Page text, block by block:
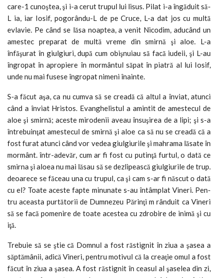
care-1 cunoştea, şi i-a cerut trupul lui lisus. Pilat i-a îngăduit să-
L ia, iar Iosif, pogorându-L de pe Cruce, L-a dat jos cu multă
evlavie. Pe când se lăsa noaptea, a venit Nicodim, aducând un
amestec preparat de multă vreme din smir­nă şi aloe. L-a
înfăşurat în giulgiuri, după cum obişnuiau să facă iudeii, şi L-au
în­gropat în apropiere în mormântul săpat în piatră al lui Iosif,
unde nu mai fusese îngropat nimeni înainte.
S-a făcut aşa, ca nu cumva să se creadă că altul a înviat, atunci
când a înviat Hristos. Evanghelistul a amintit de amestecul de
aloe şi smirnă; aceste mirodenii aveau însuşirea de a lipi; şi s-a
întrebuinţat amestecul de smirnă şi aloe ca să nu se creadă că a
fost furat atunci când vor vedea giulgiurile şi mahrama lăsate în
mormânt. într-adevăr, cum ar fi fost cu putinţă furtul, o dată ce
smirna şi aloea nu mai lăsau să se dezlipească giulgiurile de trup.
deoarece se făceau una cu trupul, ca şi cam s-ar fi născut o dată
cu el? Toate aceste fapte minunate s-au întâmplat Vineri. Pen­
tru aceasta purtătorii de Dumnezeu Părinţi m rânduit ca Vineri
să se facă pomenire de toate acestea cu zdrobire de inimă şi cu
iţă.
Trebuie să se ştie că Domnul a fost răstig­nit în ziua a şasea a
săptămânii, adică Vineri, pentru motivul că la creaţie omul a fost
făcut în ziua a şasea. A fost răstignit în ceasul al şaselea din zi,